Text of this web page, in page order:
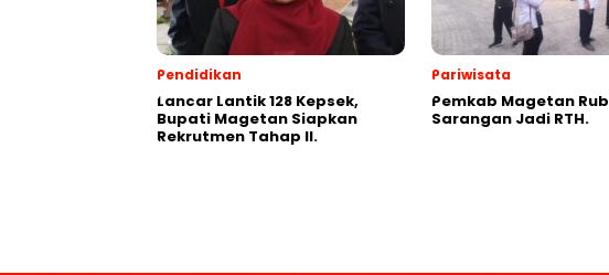
Pendidikan
Lancar Lantik 128 Kepsek,
Bupati Magetan Siapkan
Rekrutmen Tahap II.
Pariwisata
Pemkab Magetan
Sarangan Jadi RTH.